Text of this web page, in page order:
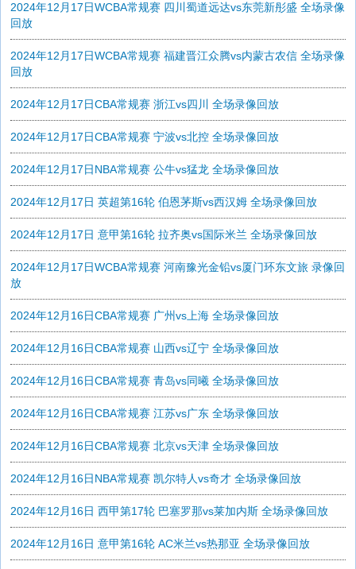
2024年12月17日WCBA常规赛 四川蜀道远达vs东莞新彤盛 全场录像
回放
2024年12月17日WCBA常规赛 福建晋江众腾vs内蒙古农信 全场录像
回放
2024年12月17日CBA常规赛 浙江vs四川 全场录像回放
2024年12月17日CBA常规赛 宁波vs北控 全场录像回放
2024年12月17日NBA常规赛 公牛vs猛龙 全场录像回放
2024年12月17日 英超第16轮 伯恩茅斯vs西汉姆 全场录像回放
2024年12月17日 意甲第16轮 拉齐奥vs国际米兰 全场录像回放
2024年12月17日WCBA常规赛 河南豫光金铅vs厦门环东文旅 录像回
放
2024年12月16日CBA常规赛 广州vs上海 全场录像回放
2024年12月16日CBA常规赛 山西vs辽宁 全场录像回放
2024年12月16日CBA常规赛 青岛vs同曦 全场录像回放
2024年12月16日CBA常规赛 江苏vs广东 全场录像回放
2024年12月16日CBA常规赛 北京vs天津 全场录像回放
2024年12月16日NBA常规赛 凯尔特人vs奇才 全场录像回放
2024年12月16日 西甲第17轮 巴塞罗那vs莱加内斯 全场录像回放
2024年12月16日 意甲第16轮 AC米兰vs热那亚 全场录像回放